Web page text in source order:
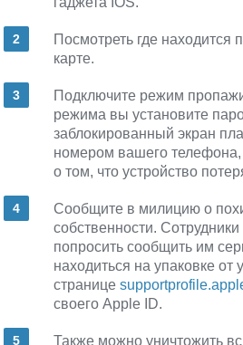
Посмотреть где находится
карте.
Подключите режим
режима вы установите
заблокированный экран
номером вашего
о том, что устройство
Сообщите в милицию о
собственности.
попросить сообщить им
находиться на упаковке от
странице
своего Apple ID.
Также можно уничтожить